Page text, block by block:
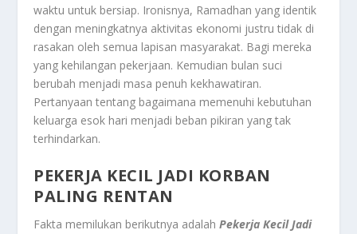
waktu untuk bersiap. Ironisnya, Ramadhan yang identik
dengan meningkatnya aktivitas ekonomi justru tidak di
rasakan oleh semua lapisan masyarakat. Bagi mereka
yang kehilangan pekerjaan. Kemudian bulan suci
berubah menjadi masa penuh kekhawatiran.
Pertanyaan tentang bagaimana memenuhi kebutuhan
keluarga esok hari menjadi beban pikiran yang tak
terhindarkan.
PEKERJA KECIL JADI KORBAN
PALING RENTAN
Fakta memilukan berikutnya adalahPekerja Kecil Jadi